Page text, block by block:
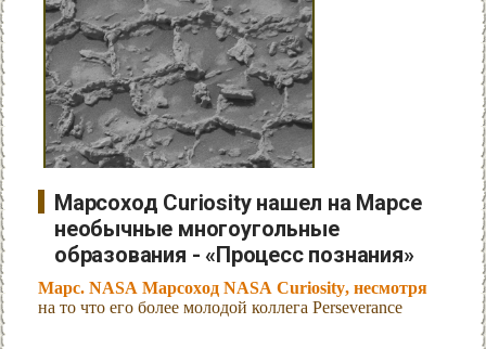
Марсоход Curiosity нашел на Марсе
необычные многоугольные
образования - «Процесс познания»
Марс. NASA Марсоход NASA Curiosity, несмотря
на то что его более молодой коллега Perseverance